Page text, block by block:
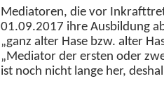
Mediatoren, die vor
01.09.2017 ihre Ausbildung
„ganz alter Hase bzw. alter
„Mediator der ersten oder
ist noch nicht lange her,